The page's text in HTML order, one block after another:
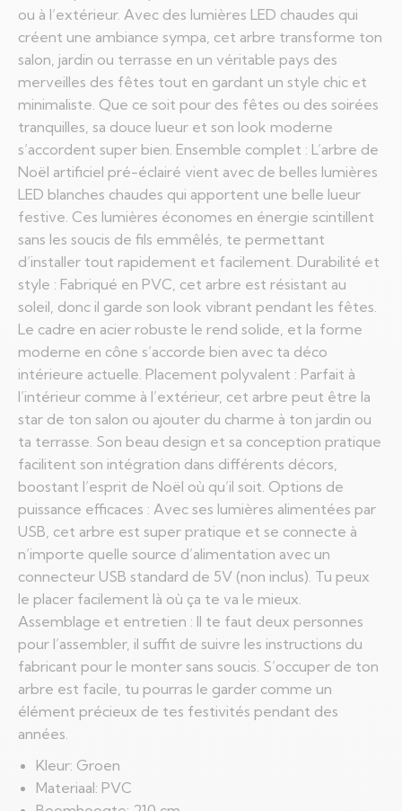
ou à l’extérieur. Avec des lumières LED chaudes qui
créent une ambiance sympa, cet arbre transforme ton
salon, jardin ou terrasse en un véritable pays des
merveilles des fêtes tout en gardant un style chic et
minimaliste. Que ce soit pour des fêtes ou des soirées
tranquilles, sa douce lueur et son look moderne
s’accordent super bien. Ensemble complet : L’arbre de
Noël artificiel pré-éclairé vient avec de belles lumières
LED blanches chaudes qui apportent une belle lueur
festive. Ces lumières économes en énergie scintillent
sans les soucis de fils emmêlés, te permettant
d’installer tout rapidement et facilement. Durabilité et
style : Fabriqué en PVC, cet arbre est résistant au
soleil, donc il garde son look vibrant pendant les fêtes.
Le cadre en acier robuste le rend solide, et la forme
moderne en cône s’accorde bien avec ta déco
intérieure actuelle. Placement polyvalent : Parfait à
l’intérieur comme à l’extérieur, cet arbre peut être la
star de ton salon ou ajouter du charme à ton jardin ou
ta terrasse. Son beau design et sa conception pratique
facilitent son intégration dans différents décors,
boostant l’esprit de Noël où qu’il soit. Options de
puissance efficaces : Avec ses lumières alimentées par
USB, cet arbre est super pratique et se connecte à
n’importe quelle source d’alimentation avec un
connecteur USB standard de 5V (non inclus). Tu peux
le placer facilement là où ça te va le mieux.
Assemblage et entretien : Il te faut deux personnes
pour l’assembler, il suffit de suivre les instructions du
fabricant pour le monter sans soucis. S’occuper de ton
arbre est facile, tu pourras le garder comme un
élément précieux de tes festivités pendant des
années.
Kleur: Groen
Materiaal: PVC